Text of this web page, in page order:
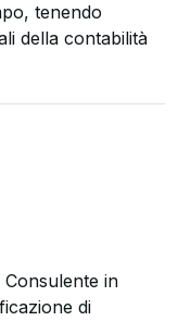
tenendo
della contabilità
in
di